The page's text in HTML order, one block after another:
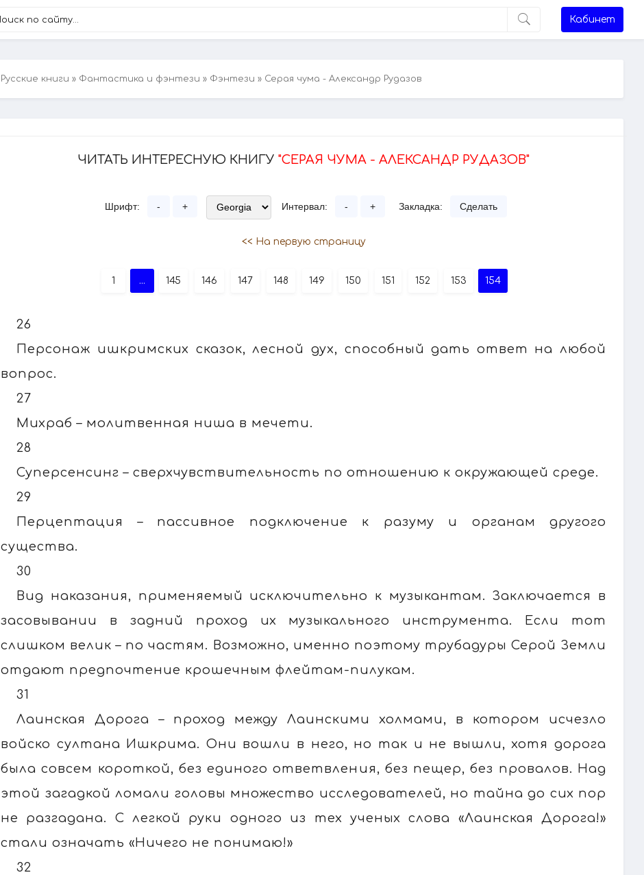
Кабинет
Русские книги » Фантастика и фэнтези » Фэнтези » Серая чума - Александр Рудазов
ЧИТАТЬ ИНТЕРЕСНУЮ КНИГУ "СЕРАЯ ЧУМА - АЛЕКСАНДР РУДАЗОВ"
Шрифт: - + Интервал: - + Закладка: Сделать
<< На первую страницу
1 ... 145 146 147 148 149 150 151 152 153 154
26
Персонаж ишкримских сказок, лесной дух, способный дать ответ на любой
вопрос.
27
Михраб – молитвенная ниша в мечети.
28
Суперсенсинг – сверхчувствительность по отношению к окружающей среде.
29
Перцептация – пассивное подключение к разуму и органам другого
существа.
30
Вид наказания, применяемый исключительно к музыкантам. Заключается в
засовывании в задний проход их музыкального инструмента. Если тот
слишком велик – по частям. Возможно, именно поэтому трубадуры Серой Земли
отдают предпочтение крошечным флейтам-пилукам.
31
Лаинская Дорога – проход между Лаинскими холмами, в котором исчезло
войско султана Ишкрима. Они вошли в него, но так и не вышли, хотя дорога
была совсем короткой, без единого ответвления, без пещер, без провалов. Над
этой загадкой ломали головы множество исследователей, но тайна до сих пор
не разгадана. С легкой руки одного из тех ученых слова «Лаинская Дорога!»
стали означать «Ничего не понимаю!»
32